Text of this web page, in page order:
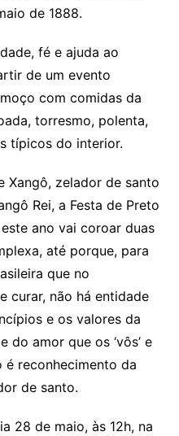
de 1888.
fé e ajuda ao
de um evento
com comidas da
torresmo, polenta,
típicos do interior.
Xangô, zelador de santo
Rei, a Festa de Preto
ano vai coroar duas
até porque, para
que no
curar, não há entidade
e os valores da
do amor que os ‘vôs’ e
é reconhecimento da
de santo.
28 de maio, às 12h, na